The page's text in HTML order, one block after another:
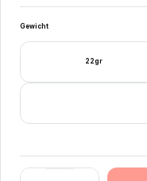
Gewicht
22gr
Datadart Jocky Wilson Shark